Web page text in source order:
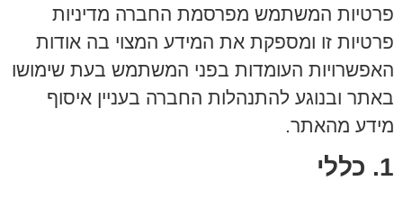
פרטיות המשתמש מפרסמת החברה מדיניות
פרטיות זו ומספקת את המידע המצוי בה אודות
האפשרויות העומדות בפני המשתמש בעת שימושו
באתר ובנוגע להתנהלות החברה בעניין איסוף
מידע מהאתר.
1. כללי